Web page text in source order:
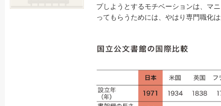
プしようとするモチベーションは、マ
ってもらうためには、やはり専門職化